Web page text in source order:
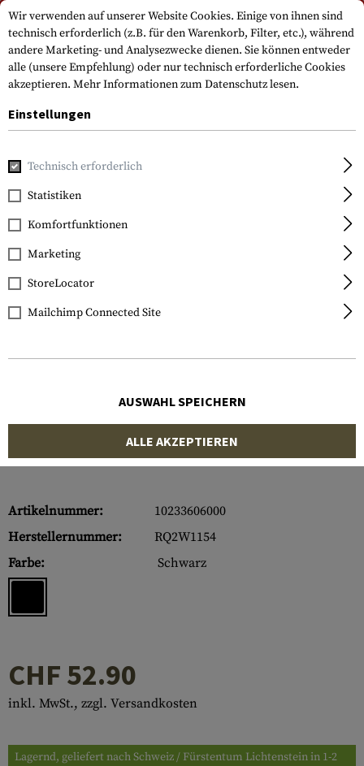
Bitte beachten Sie, dass die Lieferzeiten auf Grund eines Feiertags am
15.08.2026 abweichen können
Leapers
QD 25.4mm CNC Mount
Rings Medium
Artikelnummer:
10233606000
Herstellernummer:
RQ2W1154
Farbe:
Schwarz
CHF 52.90
inkl. MwSt., zzgl. Versandkosten
Lagernd, geliefert nach Schweiz / Fürstentum Lichtenstein in 1-2
Wir verwenden auf unserer Website Cookies. Einige von ihnen sind
technisch erforderlich (z.B. für den Warenkorb, Filter, etc.), während
andere Marketing- und Analysezwecke dienen. Sie können entweder
alle (unsere Empfehlung) oder nur technisch erforderliche Cookies
akzeptieren. Mehr Informationen zum Datenschutz lesen.
Einstellungen
Technisch erforderlich
Statistiken
Komfortfunktionen
Marketing
StoreLocator
Mailchimp Connected Site
AUSWAHL SPEICHERN
ALLE AKZEPTIEREN